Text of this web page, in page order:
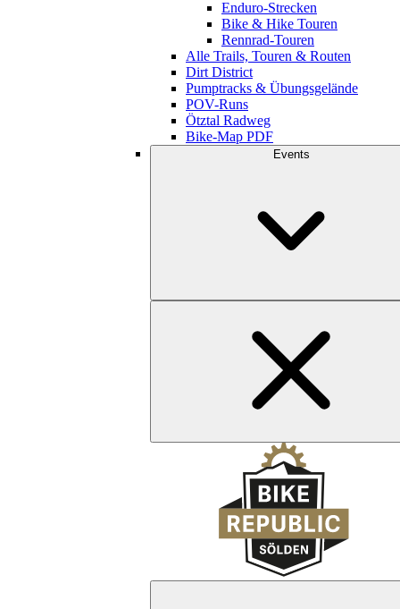
Enduro-Strecken
Bike & Hike Touren
Rennrad-Touren
Alle Trails, Touren & Routen
Dirt District
Pumptracks & Übungsgelände
POV-Runs
Ötztal Radweg
Bike-Map PDF
Events